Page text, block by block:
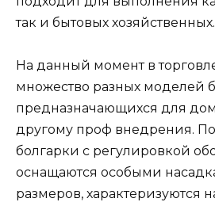
так и бытовых хозяйственных.
На данный момент в
множество разных моделей
предназначающихся для
другому проф внедрения.
болгарки с регулировкой
оснащаются особыми
размеров, характеризуются